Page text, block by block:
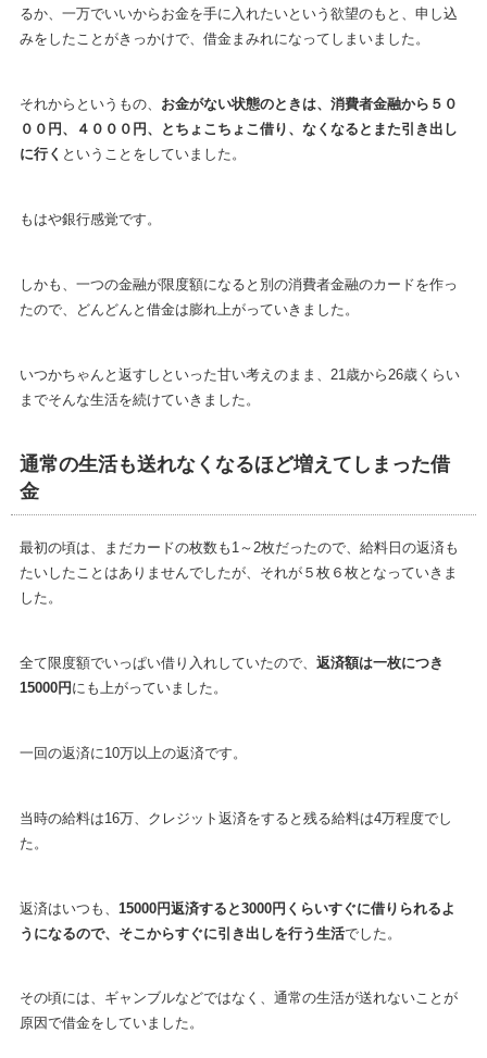
るか、一万でいいからお金を手に入れたいという欲望のもと、申し込
みをしたことがきっかけで、借金まみれになってしまいました。
それからというもの、 お金がない状態のときは、消費者金融から５０
００円、４０００円、とちょこちょこ借り、なくなるとまた引き出し
に行く ということをしていました。
もはや銀行感覚です。
しかも、一つの金融が限度額になると別の消費者金融のカードを作っ
たので、どんどんと借金は膨れ上がっていきました。
いつかちゃんと返すしといった甘い考えのまま、21歳から26歳くらい
までそんな生活を続けていきました。
通常の生活も送れなくなるほど増えてしまった借
金
最初の頃は、まだカードの枚数も1～2枚だったので、給料日の返済も
たいしたことはありませんでしたが、それが５枚６枚となっていきま
した。
全て限度額でいっぱい借り入れしていたので、 返済額は一枚につき
15000円 にも上がっていました。
一回の返済に10万以上の返済です。
当時の給料は16万、クレジット返済をすると残る給料は4万程度でし
た。
返済はいつも、 15000円返済すると3000円くらいすぐに借りられるよ
うになるので、そこからすぐに引き出しを行う生活でした。
その頃には、ギャンブルなどではなく、通常の生活が送れないことが
原因で借金をしていました。